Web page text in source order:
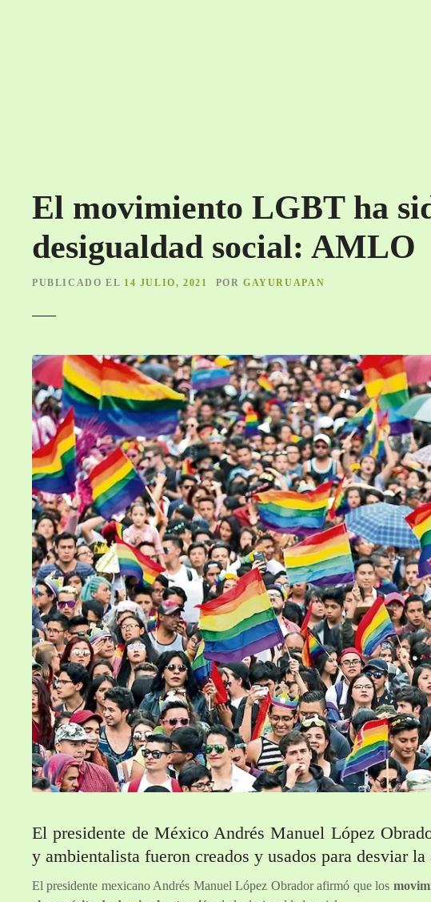
El movimiento LGBT ha
desigualdad social: AMLO
PUBLICADO EL 14 JULIO, 2021 POR GAYURUAPAN
El presidente de México Andrés Manuel López
y ambientalista fueron creados y usados para desviar la
El presidente mexicano Andrés Manuel López Obrador afirmó que los